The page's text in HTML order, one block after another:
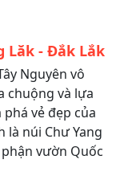
Lăk - Đắk Lắk
Nguyên vô
chuộng và lựa
vẻ đẹp của
là núi Chư Yang
vườn Quốc